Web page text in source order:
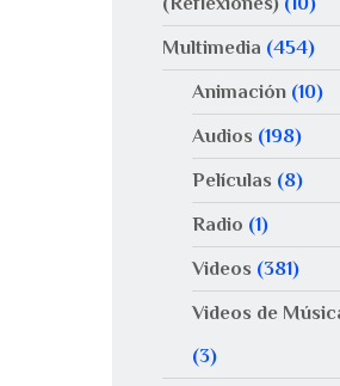
Multimedia (454)
Animación(10)
Audios (198)
Películas (8)
Radio (1)
Videos (381)
Videos de
(3)